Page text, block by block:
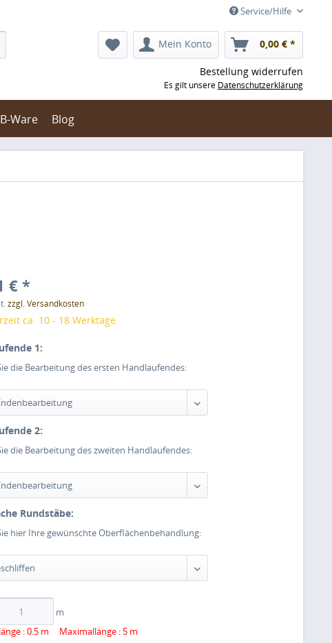
Service/Hilfe
Mein Konto 0,00 € *
Bestellung widerrufen
Es gilt unsere Datenschutzerklärung
B-Ware Blog
€ *
zzgl. Versandkosten
ca. 10 - 18 Werktage
1:
die Bearbeitung des ersten Handlaufendes:
2:
die Bearbeitung des zweiten Handlaufendes:
Rundstäbe:
hier Ihre gewünschte Oberflächenbehandlung:
m
: 0.5 m Maximallänge : 5 m